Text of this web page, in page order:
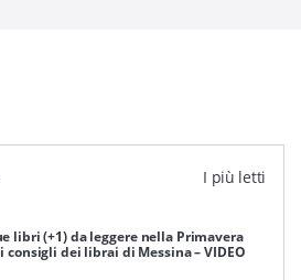
I più letti
libri (+1) da leggere nella Primavera
consigli dei librai di Messina – VIDEO